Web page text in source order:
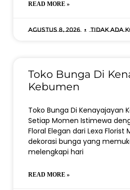
READ MORE »
Agustus 8, 2026 Tidak ada
Toko Bunga Di
Kebumen
Toko Bunga Di Kenayajayan
Setiap Momen Istimewa
Floral Elegan dari Lexa Florist
dekorasi bunga yang
melengkapi hari
READ MORE »